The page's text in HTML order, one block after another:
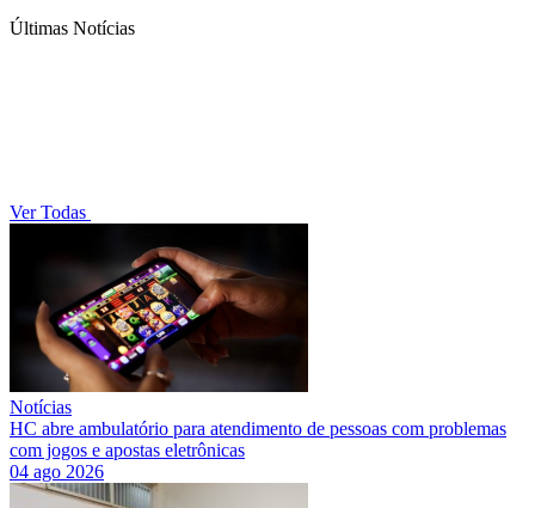
Últimas Notícias
Ver Todas
Notícias
HC abre ambulatório para atendimento de pessoas com problemas
com jogos e apostas eletrônicas
04 ago 2026